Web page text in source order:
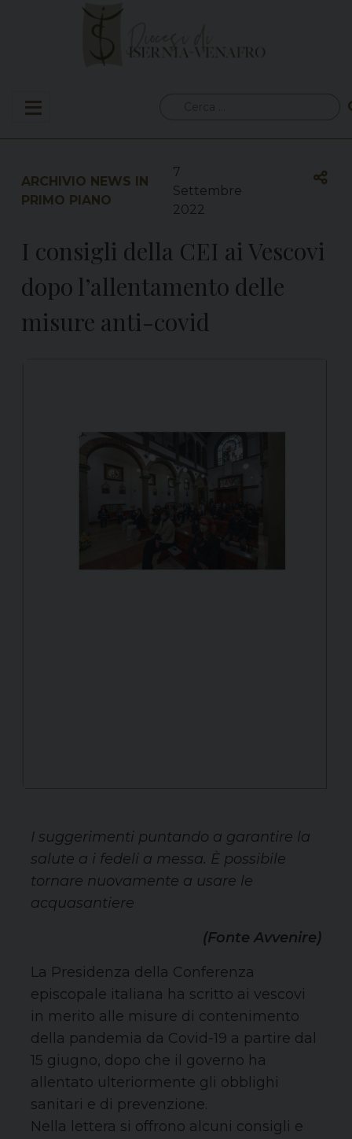
per:
ARCHIVIO NEWS IN
PRIMO PIANO
7
Settembre
2022
I consigli della CEI ai Vescovi
dopo l’allentamento delle
misure anti-covid
I suggerimenti puntando a garantire la
salute a i fedeli a messa. È possibile
tornare nuovamente a usare le
acquasantiere
(Fonte Avvenire)
La Presidenza della Conferenza
episcopale italiana ha scritto ai vescovi
in merito alle misure di contenimento
della pandemia da Covid-19 a partire dal
15 giugno, dopo che il governo ha
allentato ulteriormente gli obblighi
sanitari e di prevenzione.
Nella lettera si offrono alcuni consigli e